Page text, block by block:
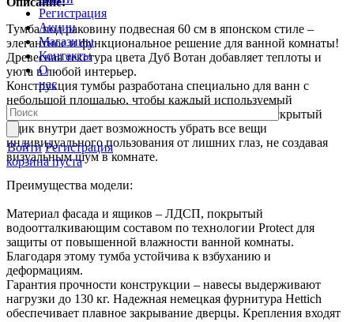
Регистрация
Акции
Магазины
Контакты
О
нас
Войти Регистрация
корзина пуста
Тумба под раковину подвесная 60 см в японском стиле –
элегантное и функциональное решение для ванной комнаты!
Древесная текстура цвета Дуб Вотан добавляет теплоты и
уюта в любой интерьер.
Конструкция тумбы разработана специально для ванн с
небольшой площадью, чтобы каждый используемый
квадратный метр был максимально полезным. А скрытый
ящик внутри дает возможность убрать все вещи
индивидуального пользования от лишних глаз, не создавая
визуальным шум в комнате.
Преимущества модели:
Материал фасада и ящиков – ЛДСП, покрытый
водоотталкивающим составом по технологии Protect для
защиты от повышенной влажности ванной комнаты.
Благодаря этому тумба устойчива к взбуханию и
деформациям.
Гарантия прочности конструкции – навесы выдерживают
нагрузки до 130 кг. Надежная немецкая фурнитура Hettich
обеспечивает плавное закрывание дверцы. Крепления входят